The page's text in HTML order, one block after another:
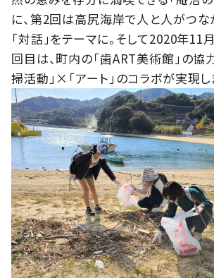
に、第2回は高尻海岸で人と人がつな
「対話」をテーマに。そして2020年
回目は、町内の「歯ART美術館」の協
掃活動」×「アート」のコラボが実現し